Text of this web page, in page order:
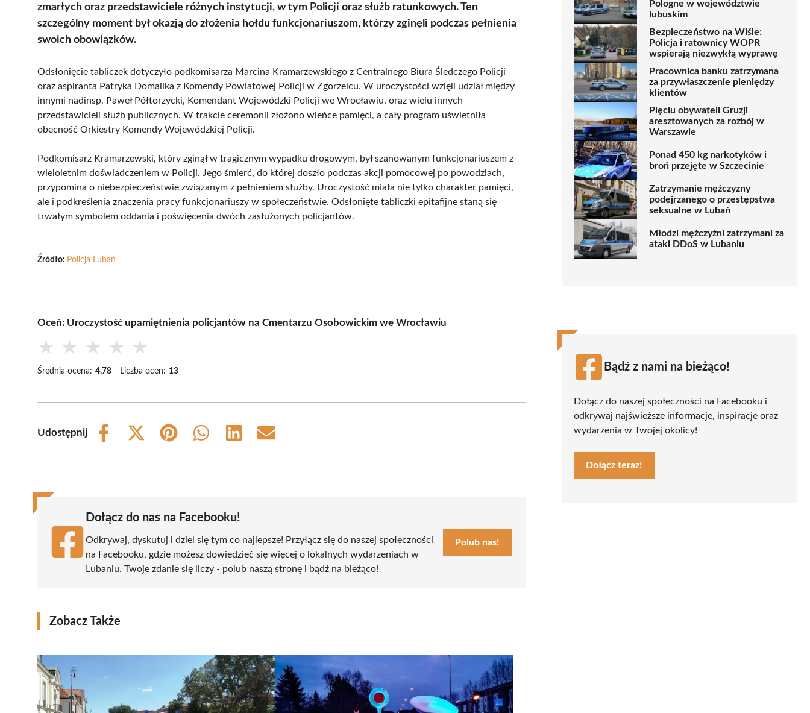
zmarłych oraz przedstawiciele różnych instytucji, w tym Policji oraz służb ratunkowych. Ten
szczególny moment był okazją do złożenia hołdu funkcjonariuszom, którzy zginęli podczas pełnienia
swoich obowiązków.
Odsłonięcie tabliczek dotyczyło podkomisarza Marcina Kramarzewskiego z Centralnego Biura Śledczego Policji
oraz aspiranta Patryka Domalika z Komendy Powiatowej Policji w Zgorzelcu. W uroczystości wzięli udział między
innymi nadinsp. Paweł Półtorzycki, Komendant Wojewódzki Policji we Wrocławiu, oraz wielu innych
przedstawicieli służb publicznych. W trakcie ceremonii złożono wieńce pamięci, a cały program uświetniła
obecność Orkiestry Komendy Wojewódzkiej Policji.
Podkomisarz Kramarzewski, który zginął w tragicznym wypadku drogowym, był szanowanym funkcjonariuszem z
wieloletnim doświadczeniem w Policji. Jego śmierć, do której doszło podczas akcji pomocowej po powodziach,
przypomina o niebezpieczeństwie związanym z pełnieniem służby. Uroczystość miała nie tylko charakter pamięci,
ale i podkreślenia znaczenia pracy funkcjonariuszy w społeczeństwie. Odsłonięte tabliczki epitafijne staną się
trwałym symbolem oddania i poświęcenia dwóch zasłużonych policjantów.
Źródło: Policja Lubań
Oceń: Uroczystość upamiętnienia policjantów na Cmentarzu Osobowickim we Wrocławiu
★ ★ ★ ★ ★
Średnia ocena: 4.78 Liczba ocen: 13
Udostępnij
Share
Share
(Twitter)
Share
Share
Share
Share
Dołącz do nas na Facebooku!
Odkrywaj, dyskutuj i dziel się tym co najlepsze! Przyłącz się do naszej społeczności
na Facebooku, gdzie możesz dowiedzieć się więcej o lokalnych wydarzeniach w
Lubaniu. Twoje zdanie się liczy - polub naszą stronę i bądź na bieżąco!
Polub nas!
Zobacz Także
Pologne w województwie
lubuskim
Bezpieczeństwo na Wiśle:
Policja i ratownicy WOPR
wspierają niezwykłą wyprawę
Pracownica banku zatrzymana
za przywłaszczenie pieniędzy
klientów
Pięciu obywateli Gruzji
aresztowanych za rozbój w
Warszawie
Ponad 450 kg narkotyków i
broń przejęte w Szczecinie
Zatrzymanie mężczyzny
podejrzanego o przestępstwa
seksualne w Lubań
Młodzi mężczyźni zatrzymani za
ataki DDoS w Lubaniu
Bądź z nami na bieżąco!
Dołącz do naszej społeczności na Facebooku i
odkrywaj najświeższe informacje, inspiracje oraz
wydarzenia w Twojej okolicy!
Dołącz teraz!